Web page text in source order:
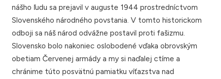
nášho ľudu sa prejavil v auguste 1944 prostredníctvom
Slovenského národného povstania. V tomto historickom
odboji sa náš národ odvážne postavil proti fašizmu.
Slovensko bolo nakoniec oslobodené vďaka obrovským
obetiam Červenej armády a my si naďalej ctíme a
chránime túto posvätnú pamiatku víťazstva nad